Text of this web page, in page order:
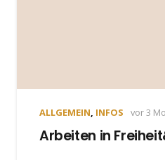
ALLGEMEIN, INFOS vor 3
Arbeiten in